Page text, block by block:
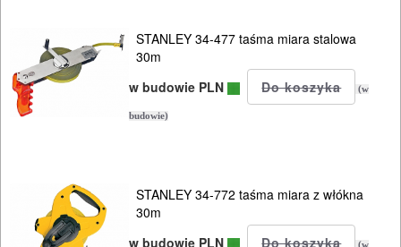
STANLEY 34-477 taśma miara stalowa
30m
w budowie PLN
(w
budowie)
STANLEY 34-772 taśma miara z włókna
30m
w budowie PLN
(w